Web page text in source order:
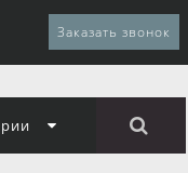
Заказать звонок